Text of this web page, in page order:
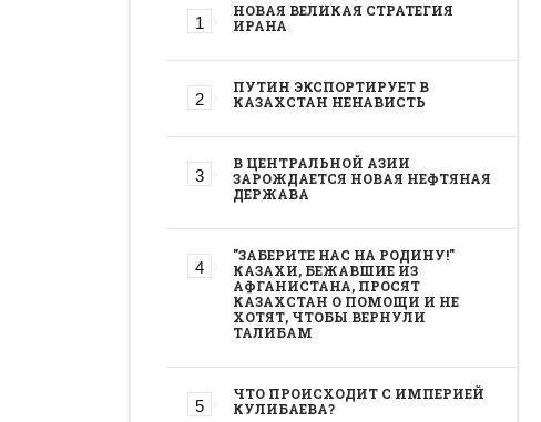
НОВАЯ ВЕЛИКАЯ СТРАТЕГИЯ
ИРАНА
ПУТИН ЭКСПОРТИРУЕТ В
КАЗАХСТАН НЕНАВИСТЬ
В ЦЕНТРАЛЬНОЙ АЗИИ
ЗАРОЖДАЕТСЯ НОВАЯ НЕФТЯНАЯ
ДЕРЖАВА
"ЗАБЕРИТЕ НАС НА РОДИНУ!"
КАЗАХИ, БЕЖАВШИЕ ИЗ
АФГАНИСТАНА, ПРОСЯТ
КАЗАХСТАН О ПОМОЩИ И НЕ
ХОТЯТ, ЧТОБЫ ВЕРНУЛИ
ТАЛИБАМ
ЧТО ПРОИСХОДИТ С ИМПЕРИЕЙ
КУЛИБАЕВА?